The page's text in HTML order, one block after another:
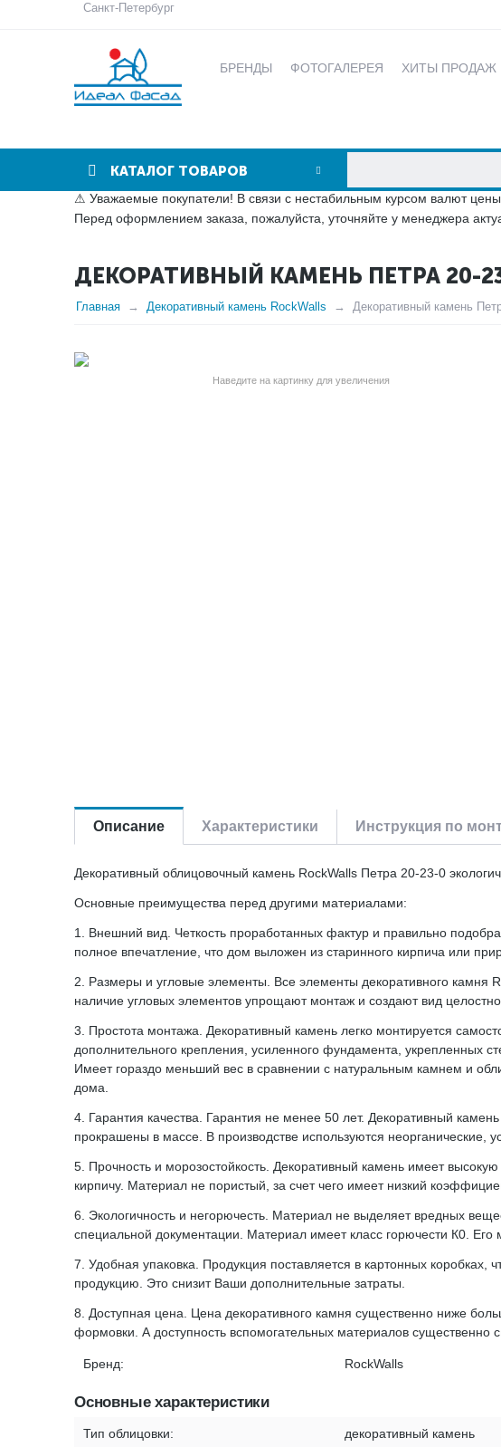
Санкт-Петербург
БРЕНДЫ ФОТОГАЛЕРЕЯ ХИТЫ ПРОДАЖ
КАТАЛОГ ТОВАРОВ
⚠ Уважаемые покупатели! В связи с нестабильным курсом валют цены
Перед оформлением заказа, пожалуйста, уточняйте у менеджера
ДЕКОРАТИВНЫЙ КАМЕНЬ ПЕТРА 20-
Главная Декоративный камень RockWalls Декоративный камень
Наведите на картинку для увеличения
Описание Характеристики Инструкция по
Декоративный облицовочный камень RockWalls Петра 20-23-0
Основные преимущества перед другими материалами:
1. Внешний вид. Четкость проработанных фактур и правильно
полное впечатление, что дом выложен из старинного кирпича или
2. Размеры и угловые элементы. Все элементы декоративного камня
наличие угловых элементов упрощают монтаж и создают вид
3. Простота монтажа. Декоративный камень легко монтируется
дополнительного крепления, усиленного фундамента, укрепленных
Имеет гораздо меньший вес в сравнении с натуральным камнем и
дома.
4. Гарантия качества. Гарантия не менее 50 лет. Декоративный
прокрашены в массе. В производстве используются неорганические,
5. Прочность и морозостойкость. Декоративный камень имеет
кирпичу. Материал не пористый, за счет чего имеет низкий
6. Экологичность и негорючесть. Материал не выделяет вредных
специальной документации. Материал имеет класс горючести К0.
7. Удобная упаковка. Продукция поставляется в картонных коробках,
продукцию. Это снизит Ваши дополнительные затраты.
8. Доступная цена. Цена декоративного камня существенно ниже
формовки. А доступность вспомогательных материалов существенно
Бренд: RockWalls
Основные характеристики
Тип облицовки: декоративный камень